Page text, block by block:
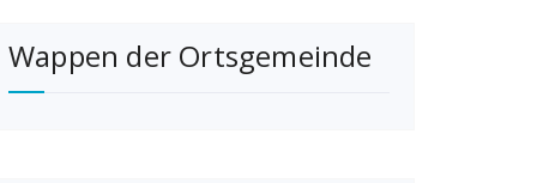
Wappen der Ortsgemeinde